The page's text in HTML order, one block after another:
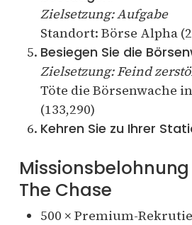
Zielsetzung: Aufgabe
Standort: Börse Alpha
Besiegen Sie die
Zielsetzung: Feind
Töte die Börsenwache
(133,290)
Kehren Sie zu Ihrer
The Chase
500 × Premium-